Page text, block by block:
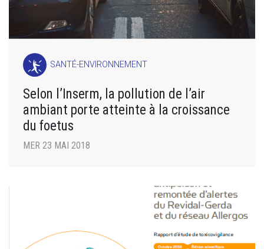
SANTÉ-ENVIRONNEMENT
Selon l’Inserm, la pollution de l’air
ambiant porte atteinte à la croissance
du foetus
MER 23 MAI 2018